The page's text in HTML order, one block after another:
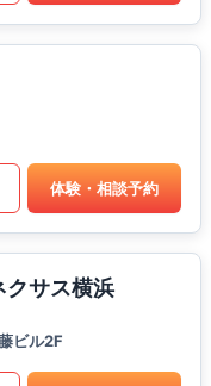
体験・相談予約
クサス横浜
ビル2F